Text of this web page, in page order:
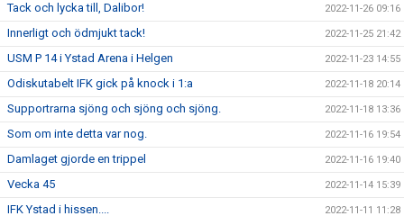
Tack och lycka till, Dalibor! 2022-11-26 09:16
Innerligt och ödmjukt tack! 2022-11-25 21:42
USM P 14 i Ystad Arena i Helgen 2022-11-23 14:55
Odiskutabelt IFK gick på knock i 1:a 2022-11-18 20:14
Supportrarna sjöng och sjöng och sjöng. 2022-11-18 13:36
Som om inte detta var nog. 2022-11-16 19:54
Damlaget gjorde en trippel 2022-11-16 19:40
Vecka 45 2022-11-14 15:39
IFK Ystad i hissen.... 2022-11-11 11:28